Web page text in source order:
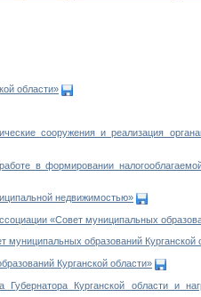
области»
сооружения и реализация
в формировании
недвижимостью»
«Совет муниципальных
образований Курганской
Курганской области»
Курганской области и